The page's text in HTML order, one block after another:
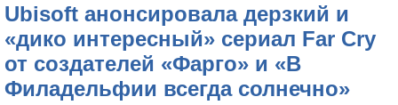
Ubisoft анонсировала дерзкий и
«дико интересный» сериал Far Cry
от создателей «Фарго» и «В
Филадельфии всегда солнечно»